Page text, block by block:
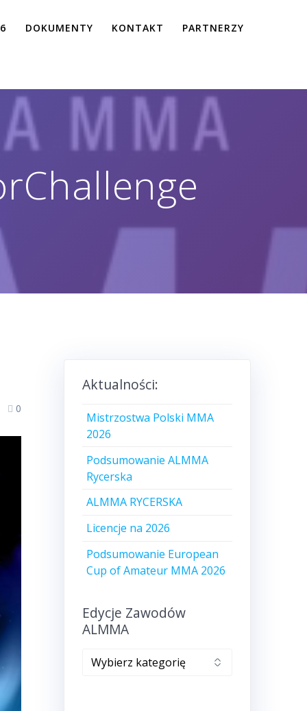
DOKUMENTY KONTAKT PARTNERZY
0
Aktualności:
Mistrzostwa Polski MMA
2026
Podsumowanie ALMMA
Rycerska
ALMMA RYCERSKA
Licencje na 2026
Podsumowanie European
Cup of Amateur MMA 2026
Edycje Zawodów
ALMMA
Edycje
zawodów